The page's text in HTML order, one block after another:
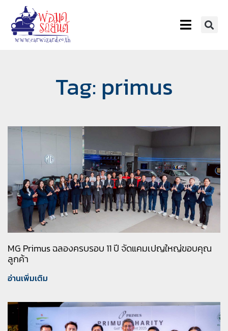
Tag: primus
MG Primus ฉลองครบรอบ 11 ปี จัดแคมเปญใหญ่ขอบคุณ
ลูกค้า
อ่านเพิ่มเติม